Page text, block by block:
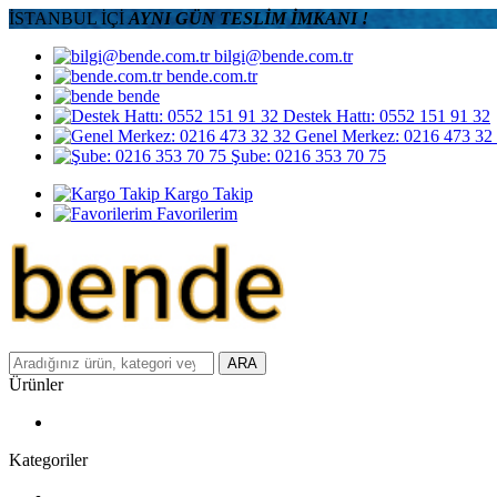
İSTANBUL İÇİ AYNI GÜN TESLİM İMKANI !
bilgi@bende.com.tr
bende.com.tr
bende
Destek Hattı: 0552 151 91 32
Genel Merkez: 0216 473 32
Şube: 0216 353 70 75
Kargo Takip
Favorilerim
ARA
Ürünler
Kategoriler